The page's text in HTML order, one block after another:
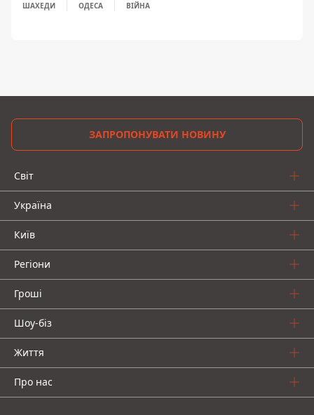
ШАХЕДИ ОДЕСА ВІЙНА
ЗАПРОПОНУВАТИ НОВИНУ
Світ
Україна
Київ
Регіони
Гроші
Шоу-біз
Життя
Про нас